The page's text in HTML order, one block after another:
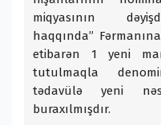
miqyasının
haqqında”
etibarən 1 yeni
tutulmaqla
tədavülə yeni
buraxılmışdır.